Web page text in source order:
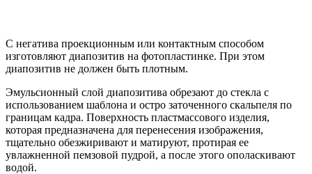
С негатива проекционным или контактным способом
изготовляют диапозитив на фотопластинке. При этом
диапозитив не должен быть плотным.
Эмульсионный слой диапозитива обрезают до стекла с
использованием шаблона и остро заточенного скальпеля по
границам кадра. Поверхность пластмассового изделия,
которая предназначена для перенесения изображения,
тщательно обезжиривают и матируют, протирая ее
увлажненной пемзовой пудрой, а после этого ополаскивают
водой.